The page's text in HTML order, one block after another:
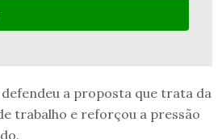
a proposta que trata da
trabalho e reforçou a pressão